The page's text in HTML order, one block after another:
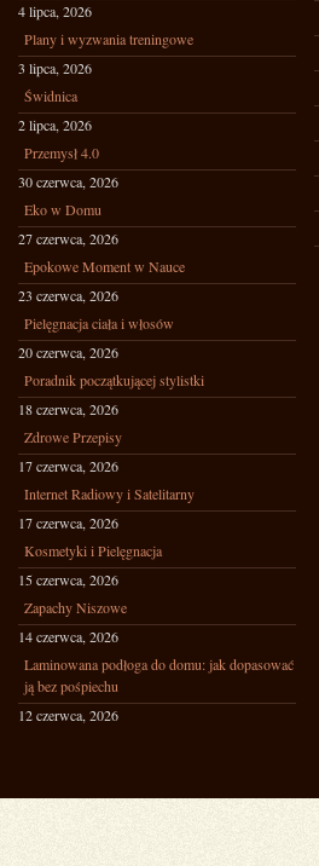
4 lipca, 2026
Plany i wyzwania treningowe
3 lipca, 2026
Świdnica
2 lipca, 2026
Przemysł 4.0
30 czerwca, 2026
Eko w Domu
27 czerwca, 2026
Epokowe Moment w Nauce
23 czerwca, 2026
Pielęgnacja ciała i włosów
20 czerwca, 2026
Poradnik początkującej stylistki
18 czerwca, 2026
Zdrowe Przepisy
17 czerwca, 2026
Internet Radiowy i Satelitarny
17 czerwca, 2026
Kosmetyki i Pielęgnacja
15 czerwca, 2026
Zapachy Niszowe
14 czerwca, 2026
Laminowana podłoga do domu: jak dopasować
ją bez pośpiechu
12 czerwca, 2026